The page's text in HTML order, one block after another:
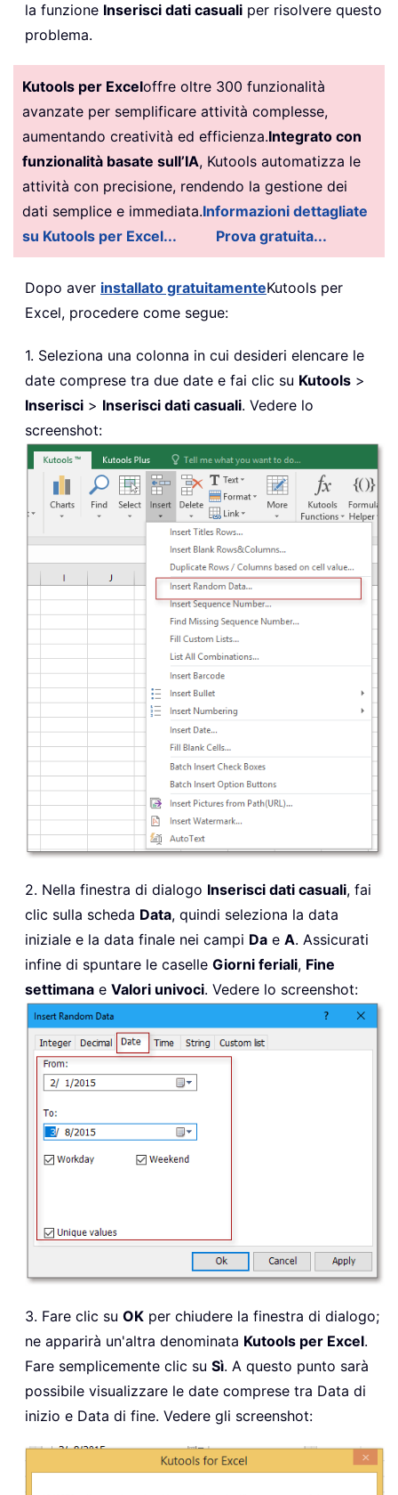
la funzione Inserisci dati casuali per risolvere questo
problema.
Kutools per Exceloffre oltre 300 funzionalità
avanzate per semplificare attività complesse,
aumentando creatività ed efficienza.Integrato con
funzionalità basate sull’IA, Kutools automatizza le
attività con precisione, rendendo la gestione dei
dati semplice e immediata.Informazioni dettagliate
su Kutools per Excel...
Prova gratuita...
Dopo aver installato gratuitamenteKutools per
Excel, procedere come segue:
1. Seleziona una colonna in cui desideri elencare le
date comprese tra due date e fai clic su Kutools >
Inserisci > Inserisci dati casuali. Vedere lo
screenshot:
2. Nella finestra di dialogo Inserisci dati casuali, fai
clic sulla scheda Data, quindi seleziona la data
iniziale e la data finale nei campi Da e A. Assicurati
infine di spuntare le caselle Giorni feriali, Fine
settimana e Valori univoci. Vedere lo screenshot:
3. Fare clic su OK per chiudere la finestra di dialogo;
ne apparirà un'altra denominata Kutools per Excel.
Fare semplicemente clic su Sì. A questo punto sarà
possibile visualizzare le date comprese tra Data di
inizio e Data di fine. Vedere gli screenshot: